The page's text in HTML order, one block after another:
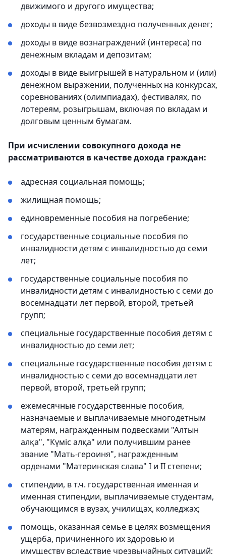
движимого и другого имущества;
доходы в виде безвозмездно полученных денег;
доходы в виде вознаграждений (интереса) по
денежным вкладам и депозитам;
доходы в виде выигрышей в натуральном и (или)
денежном выражении, полученных на конкурсах,
соревнованиях (олимпиадах), фестивалях, по
лотереям, розыгрышам, включая по вкладам и
долговым ценным бумагам.
При исчислении совокупного дохода не
рассматриваются в качестве дохода граждан:
адресная социальная помощь;
жилищная помощь;
единовременные пособия на погребение;
государственные социальные пособия по
инвалидности детям с инвалидностью до семи
лет;
государственные социальные пособия по
инвалидности детям с инвалидностью с семи до
восемнадцати лет первой, второй, третьей
групп;
специальные государственные пособия детям с
инвалидностью до семи лет;
специальные государственные пособия детям с
инвалидностью с семи до восемнадцати лет
первой, второй, третьей групп;
ежемесячные государственные пособия,
назначаемые и выплачиваемые многодетным
матерям, награжденным подвесками "Алтын
алқа", "Күміс алқа" или получившим ранее
звание "Мать-героиня", награжденным
орденами "Материнская слава" I и II степени;
стипендии, в т.ч. государственная именная и
именная стипендии, выплачиваемые студентам,
обучающимся в вузах, училищах, колледжах;
помощь, оказанная семье в целях возмещения
ущерба, причиненного их здоровью и
имуществу вследствие чрезвычайных ситуаций;